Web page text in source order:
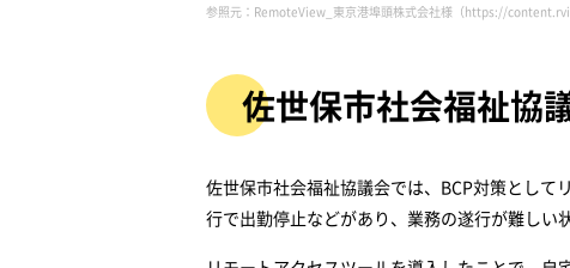
参照元：RemoteView_東京港埠頭株式会社様（https://
佐世保市社会福祉協
佐世保市社会福祉協議会では、BCP対策とし
行で出勤停止などがあり、業務の遂行が難しい